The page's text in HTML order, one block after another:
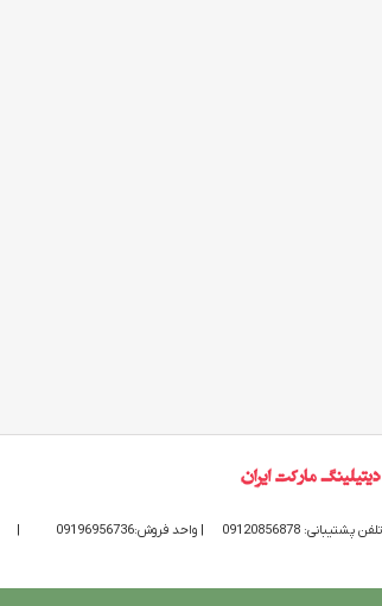
تلفن پشتیبانی: 09120856878 | واحد فروش:09196956736 |